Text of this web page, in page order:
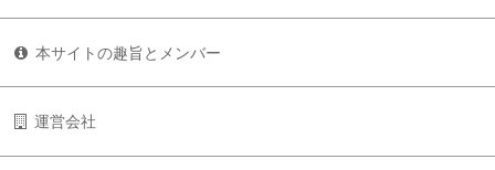
本サイトの趣旨とメンバー
運営会社